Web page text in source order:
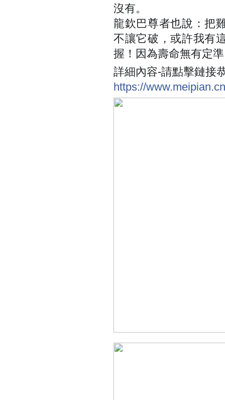
沒有。
龍欽巴尊者也說：把
不讓它破，或許我有
握！因為壽命無有定
詳細內容-請點擊鏈接
https://